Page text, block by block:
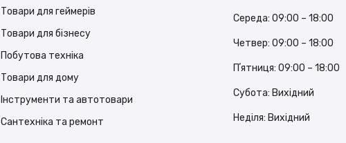
Товари для геймерів
Товари для бізнесу
Побутова техніка
Товари для дому
Інструменти та автотовари
Сантехніка та ремонт
Середа: 09:00 – 18:00
Четвер: 09:00 – 18:00
Пʼятниця: 09:00 – 18:00
Субота: Вихідний
Неділя: Вихідний